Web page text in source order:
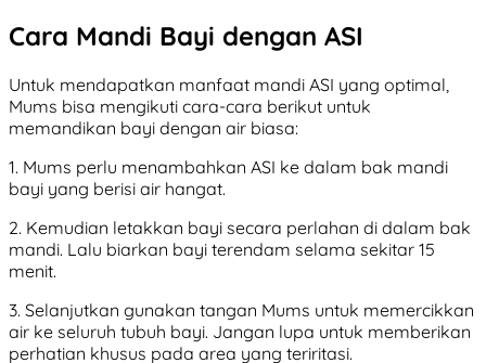
Cara Mandi Bayi dengan ASI
Untuk mendapatkan manfaat mandi ASI yang optimal,
Mums bisa mengikuti cara-cara berikut untuk
memandikan bayi dengan air biasa:
1. Mums perlu menambahkan ASI ke dalam bak mandi
bayi yang berisi air hangat.
2. Kemudian letakkan bayi secara perlahan di dalam bak
mandi. Lalu biarkan bayi terendam selama sekitar 15
menit.
3. Selanjutkan gunakan tangan Mums untuk memercikkan
air ke seluruh tubuh bayi. Jangan lupa untuk memberikan
perhatian khusus pada area yang teriritasi.